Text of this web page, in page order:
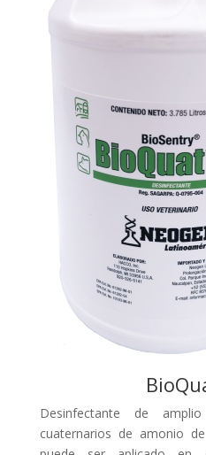
Desinfectante de
cuaternarios de amonio